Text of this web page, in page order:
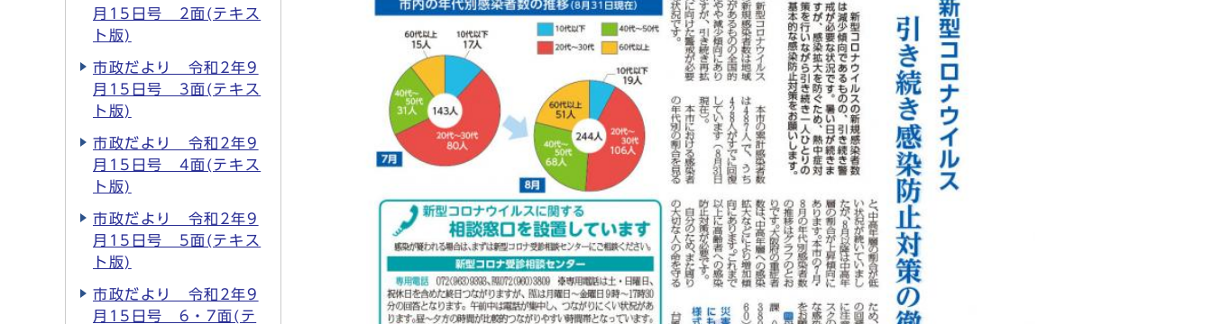
月15日号 2面(テキス
ト版)
市政だより 令和2年9
月15日号 3面(テキス
ト版)
市政だより 令和2年9
月15日号 4面(テキス
ト版)
市政だより 令和2年9
月15日号 5面(テキス
ト版)
市政だより 令和2年9
月15日号 6・7面(テ